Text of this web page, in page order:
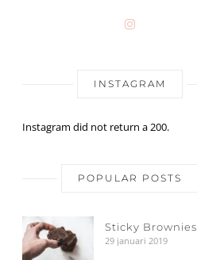
INSTAGRAM
Instagram did not return a 200.
POPULAR POSTS
Sticky Brownies
29 januari 2019